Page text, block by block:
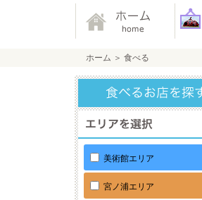
ホーム ＞ 食べる
美術館エリア
宮ノ浦エリア